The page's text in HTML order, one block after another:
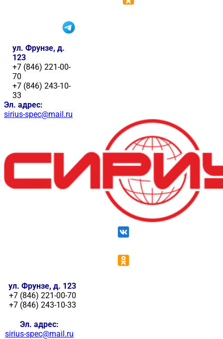
ул. Фрунзе, д.
123
+7 (846) 221-00-
70
+7 (846) 243-10-
33
Эл. адрес:
sirius-spec@mail.ru
ул. Фрунзе, д. 123
+7 (846) 221-00-70
+7 (846) 243-10-33
Эл. адрес:
sirius-spec@mail.ru